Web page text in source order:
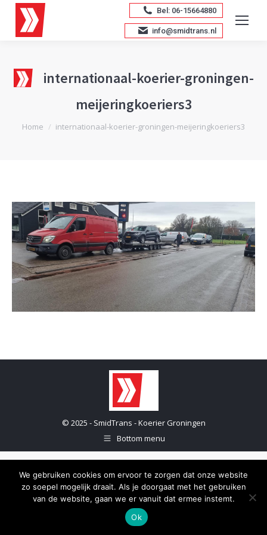
Bel: 06-15664880
info@smidtrans.nl
internationaal-koerier-groningen-
meijeringkoeriers3
Je bent hier:
Home internationaal-koerier-groningen-meijeringkoeriers3
© 2025 - SmidTrans - Koerier Groningen
Bottom menu
We gebruiken cookies om ervoor te zorgen dat onze website
zo soepel mogelijk draait. Als je doorgaat met het gebruiken
van de website, gaan we er vanuit dat ermee instemt.
Ok